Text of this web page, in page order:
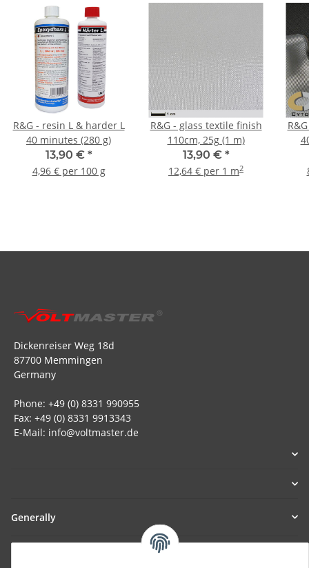
R&G - resin L & harder L
40 minutes (280 g)
13,90 € *
4,96 € per 100 g
R&G - glass textile finish
110cm, 25g (1 m)
13,90 € *
12,64 € per 1 m2
Dickenreiser Weg 18d
87700 Memmingen
Germany
Phone: +49 (0) 8331 990955
Fax: +49 (0) 8331 9913343
E-Mail: info@voltmaster.de
Generally